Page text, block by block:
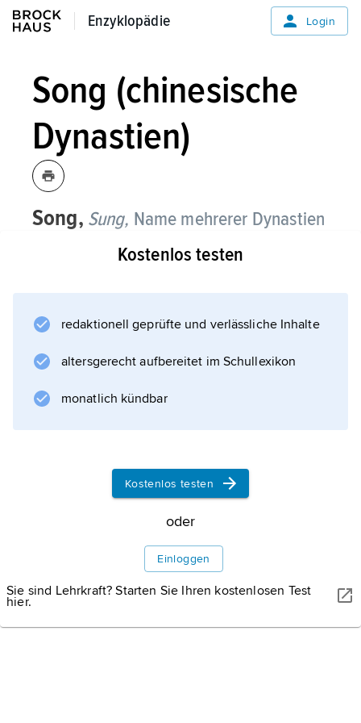
Enzyklopädie
Enzyklopädie Login
Song (chinesische
Dynastien)
Song, Sung, Name mehrerer Dynastien
regierte 420–479.
Informationen zum Artikel
Kostenlos testen
redaktionell geprüfte und verlässliche Inhalte
altersgerecht aufbereitet im Schullexikon
monatlich kündbar
Kostenlos testen
oder
Einloggen
Sie sind Lehrkraft? Starten Sie Ihren kostenlosen Test
hier.